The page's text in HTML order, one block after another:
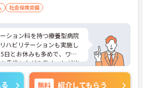
社会保険完備
ション科を持つ療養型病院
ハビリテーションも実施し
日とお休みも多めで、ワー
重視しながら働くことが出
無料 紹介してもらう